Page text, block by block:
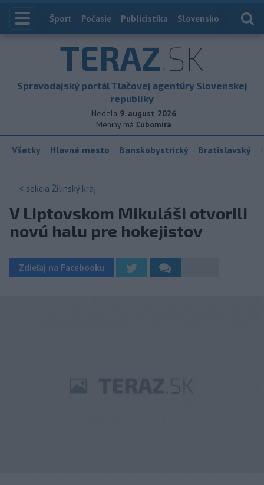
Index
Šport Počasie Publicistika Slovensko
TERAZ.SK
Spravodajský portál Tlačovej agentúry Slovenskej
republiky
Nedela 9. august 2026
Meniny má Ľubomíra
Všetky Hlavné mesto Banskobystrický Bratislavský
< sekcia Žilinský kraj
V Liptovskom Mikuláši otvorili
novú halu pre hokejistov
Zdieľaj na Facebooku